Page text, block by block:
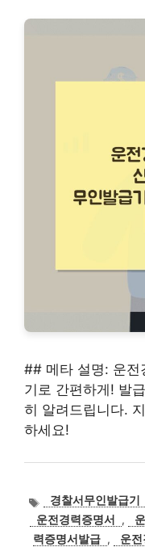
## 메타 설명: 운전
기로 간편하게! 발
히 알려드립니다.
하세요!
태
그
경찰서무인발급기
운전경력증명서
,
력증명서발급 , 운